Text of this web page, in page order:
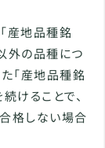
産地品種銘
外の品種につ
「産地品種銘
けることで、
格しない場合